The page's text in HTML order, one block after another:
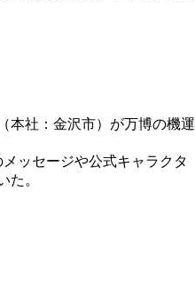
本社：金沢市）が万博の機運
ッセージや公式キャラクタ
た。